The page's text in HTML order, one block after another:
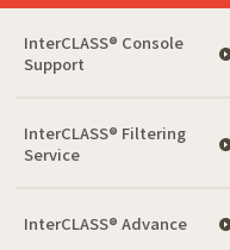
InterCLASS®︎ Console
Support
InterCLASS®︎ Filtering
Service
InterCLASS® Advance